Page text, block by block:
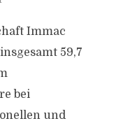
Immac
59,7
bei
und